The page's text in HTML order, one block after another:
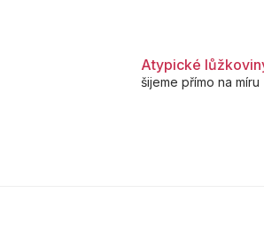
d
a
Atypické
šijeme přímo na míru